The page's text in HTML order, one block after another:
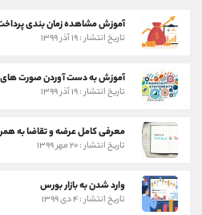
آموزش مشاهده زمان بندی
تاریخ انتشار : ۱۹ آذر ۱۳۹۹
آموزش به دست آوردن صورت های
تاریخ انتشار : ۱۹ آذر ۱۳۹۹
معرفی کامل عرضه و تقاضا به
تاریخ انتشار : ۲۰ مهر ۱۳۹۹
وارد شدن به بازار بورس
تاریخ انتشار : ۴ دی ۱۳۹۹